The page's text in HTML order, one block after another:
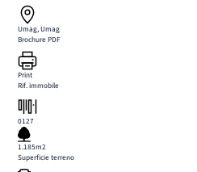
Umag, Umag
Brochure PDF
Print
Rif. immobile
0127
1.185m2
Superficie terreno